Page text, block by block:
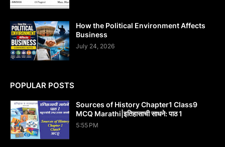
How the Political Environment Affects
Business
July 24, 2026
POPULAR POSTS
Sources of History Chapter1 Class9
MCQ Marathi|इतिहासाची साधने: पाठ 1
5:55 PM